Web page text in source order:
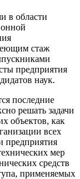
в области
стаж
предприятия
наук.
последние
решать задачи
объектов, как
всех
предприятия
мер
средств
применяемых